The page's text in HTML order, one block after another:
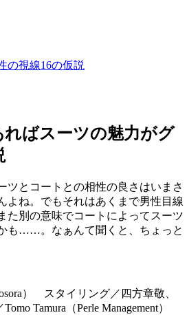
の視線16の仮説
ればスーツの魅力がグ
ツとコートとの相性の良さはいまさ
よね。でもそれはあくまで男性目線
た別の意味でコートによってスーツ
も……。なぁんて聞くと、ちょっと
） スタイリング／四方章敬、
Tamura（Perle Management）